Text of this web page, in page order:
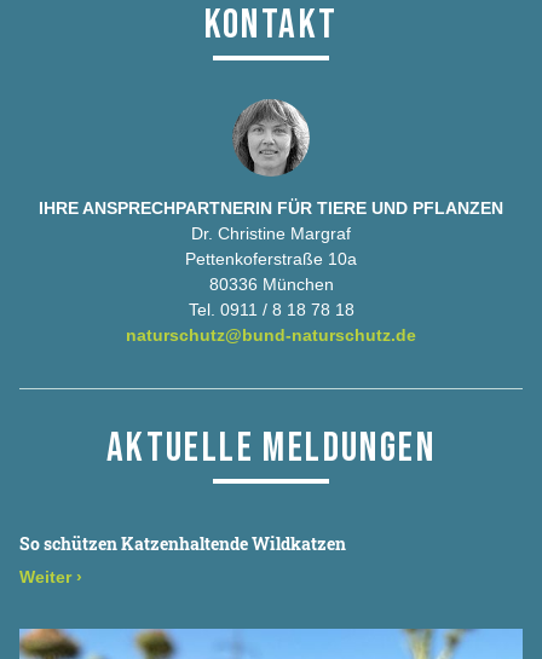
KONTAKT
IHRE ANSPRECHPARTNERIN FÜR TIERE UND PFLANZEN
Dr. Christine Margraf
Pettenkoferstraße 10a
80336 München
Tel. 0911 / 8 18 78 18
naturschutz@bund-naturschutz.de
AKTUELLE MELDUNGEN
So schützen Katzenhaltende Wildkatzen
Weiter ›